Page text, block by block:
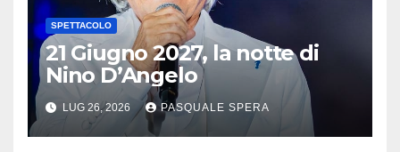
SPETTACOLO
21 Giugno 2027, la notte di
Nino D’Angelo
LUG 26, 2026 PASQUALE SPERA